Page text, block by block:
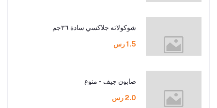
شوكولاته جلاكسي سادة ٣٦جم
1.5 رس
صابون جيف - منوع
2.0 رس